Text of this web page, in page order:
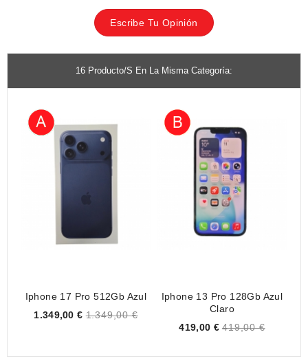
Escribe Tu Opinión
16 Producto/s En La Misma Categoría:
Iphone 17 Pro 512Gb Azul
Price
1.349,00 € 1.349,00 €
Iphone 13 Pro 128Gb Azul
Claro
Price
419,00 € 419,00 €